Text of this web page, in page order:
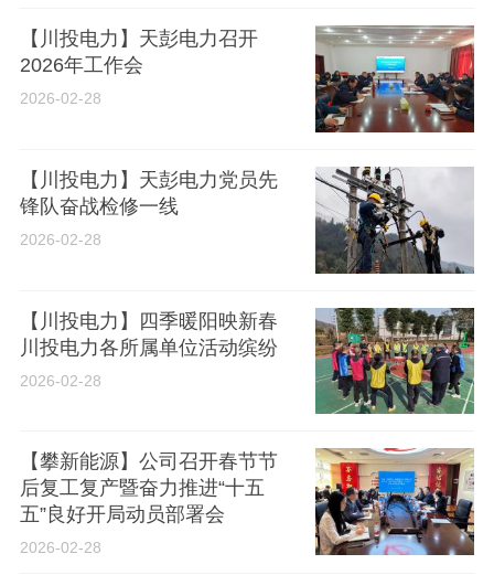
【川投电力】天彭电力召开
2026年工作会
2026-02-28
【川投电力】天彭电力党员先
锋队奋战检修一线
2026-02-28
【川投电力】四季暖阳映新春
川投电力各所属单位活动缤纷
2026-02-28
【攀新能源】公司召开春节节
后复工复产暨奋力推进“十五
五”良好开局动员部署会
2026-02-28